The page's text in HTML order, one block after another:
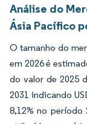
Análise do
Ásia Pacífico
O tamanho do
em 2026 é
do valor de 2025
2031 indicando
8,12% no período